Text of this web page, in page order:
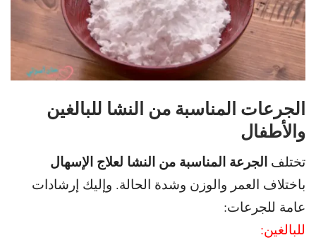
الجرعات المناسبة من النشا للبالغين
والأطفال
تختلف الجرعة المناسبة من النشا لعلاج الإسهال
باختلاف العمر والوزن وشدة الحالة. وإليك إرشادات
عامة للجرعات:
للبالغين: